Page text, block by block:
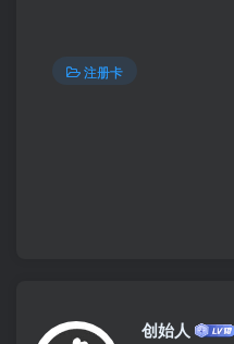
注册卡
创始人